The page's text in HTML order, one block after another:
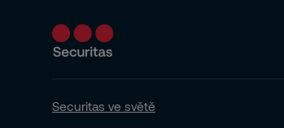
Securitas ve světě